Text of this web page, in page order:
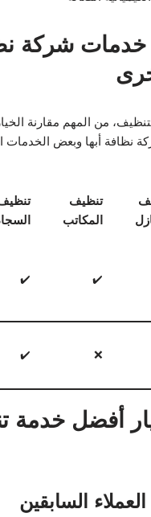
خدمات شركة
من المهم مقارنة
نظافة أبها وبعض الخدمات
تنظيف
المكاتب
✔️
✔️
❌
✔️
أفضل خدمة
السابقين